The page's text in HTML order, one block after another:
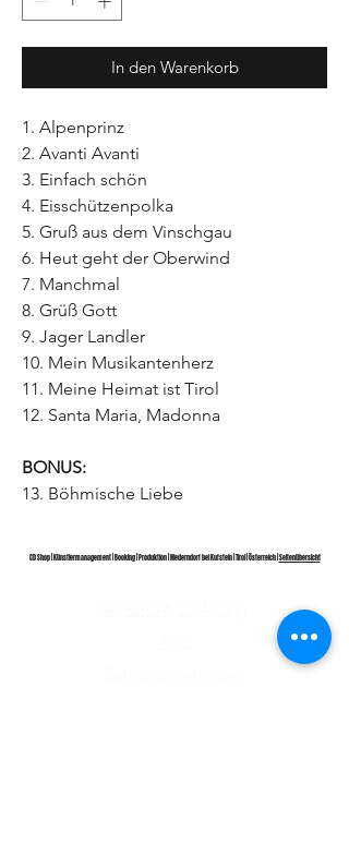
In den Warenkorb
1. Alpenprinz
2. Avanti Avanti
3. Einfach schön
4. Eisschützenpolka
5. Gruß aus dem Vinschgau
6. Heut geht der Oberwind
7. Manchmal
8. Grüß Gott
9. Jager Landler
10. Mein Musikantenherz
11. Meine Heimat ist Tirol
12. Santa Maria, Madonna
BONUS:
13. Böhmische Liebe
CD Shop | Künstlermanagement | Booking | Produktion | Niederndorf bei Kufstein | Tirol | Österreich | Seitenübersicht